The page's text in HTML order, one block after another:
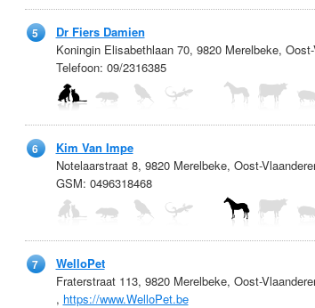
5 Dr Fiers Damien
Koningin Elisabethlaan 70, 9820 Merelbeke,
Telefoon: 09/2316385
6 Kim Van Impe
Notelaarstraat 8, 9820 Merelbeke, Oost-
GSM: 0496318468
7 WelloPet
Fraterstraat 113, 9820 Merelbeke, Oost-
, https://www.WelloPet.be